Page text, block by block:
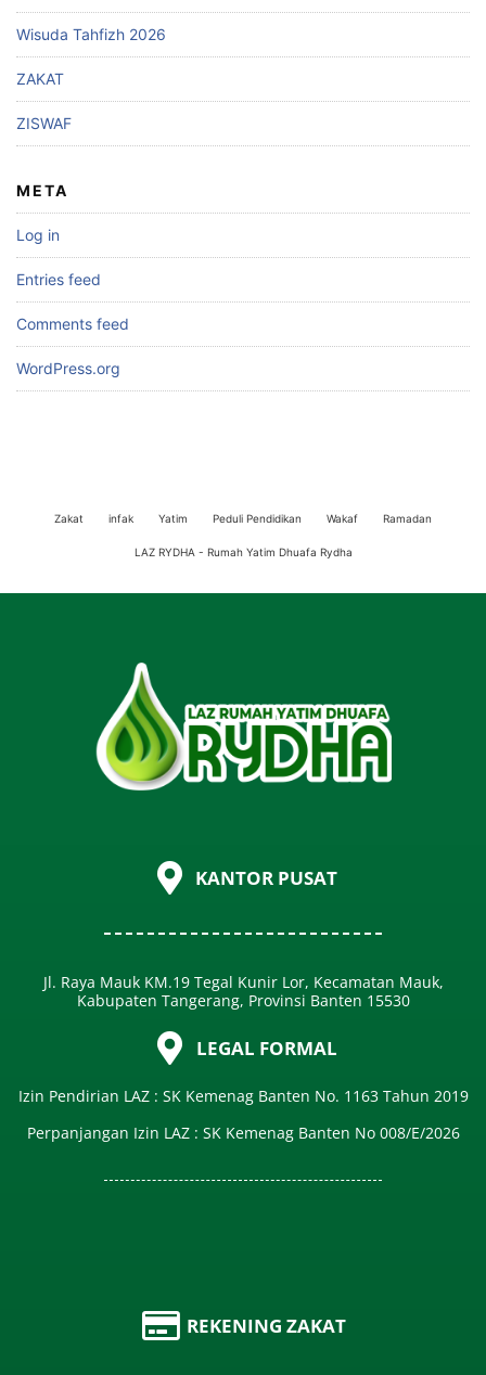
Wisuda Tahfizh 2026
ZAKAT
ZISWAF
META
Log in
Entries feed
Comments feed
WordPress.org
Zakat infak Yatim Peduli Pendidikan Wakaf Ramadan
LAZ RYDHA - Rumah Yatim Dhuafa Rydha
KANTOR PUSAT
Jl. Raya Mauk KM.19 Tegal Kunir Lor, Kecamatan Mauk,
Kabupaten Tangerang, Provinsi Banten 15530
LEGAL FORMAL
Izin Pendirian LAZ : SK Kemenag Banten No. 1163 Tahun 2019
Perpanjangan Izin LAZ : SK Kemenag Banten No 008/E/2026​
REKENING ZAKAT